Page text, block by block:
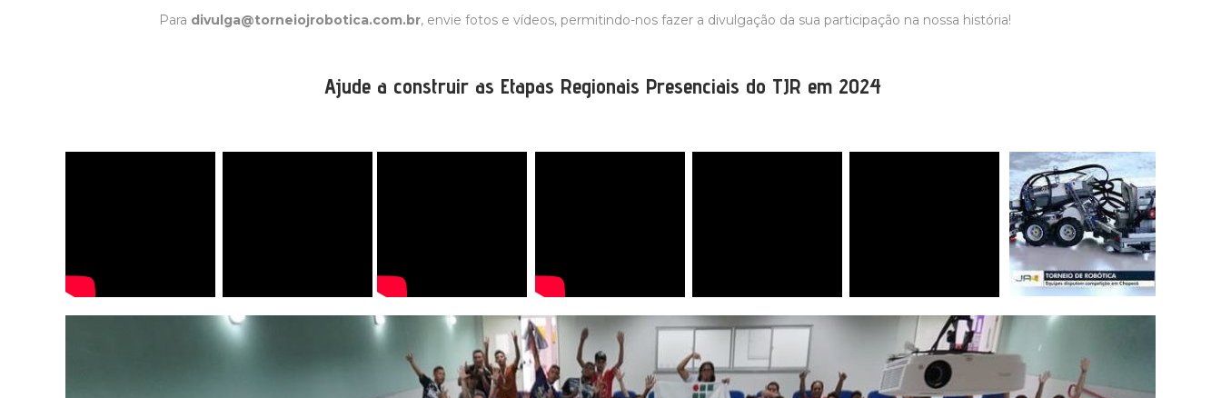
Para divulga@torneiojrobotica.com.br, envie fotos e vídeos, permitindo-nos fazer a divulgação da sua participação na nossa história!
Ajude a construir as Etapas Regionais Presenciais do TJR em 2024